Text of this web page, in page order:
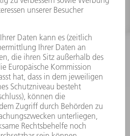
INFORMATION
gestellte Fragen
Geschäftsbedingungen
KONTAKT
Werkzeugmaschinen
7156 303 33222
07:30 - 17:30 Uhr